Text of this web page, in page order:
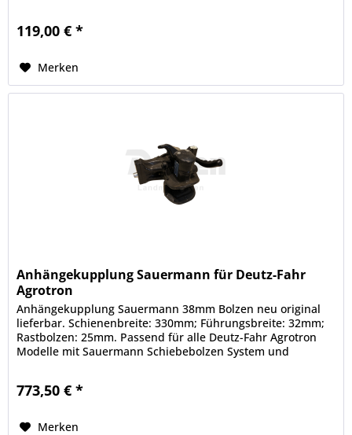
119,00 € *
Merken
Anhängekupplung Sauermann für Deutz-Fahr
Agrotron
Anhängekupplung Sauermann 38mm Bolzen neu original
lieferbar. Schienenbreite: 330mm; Führungsbreite: 32mm;
Rastbolzen: 25mm. Passend für alle Deutz-Fahr Agrotron
Modelle mit Sauermann Schiebebolzen System und
773,50 € *
Merken